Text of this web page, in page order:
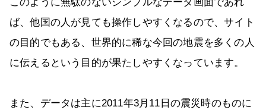
ば、他国の人が見ても操作しやすくなるので、サイト
の目的でもある、世界的に稀な今回の地震を多くの人
に伝えるという目的が果たしやすくなっています。
また、データは主に2011年3月11日の震災時のものに